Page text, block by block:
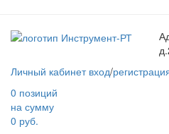
Личный кабинет вход/
0 позиций
на сумму
0 руб.